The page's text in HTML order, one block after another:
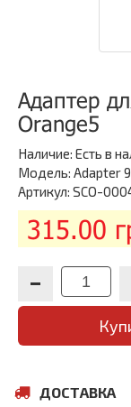
Адаптер
Orange5
Наличие: Есть в
Модель: Adapter
Артикул: SCO-
315.00
ДОСТАВКА